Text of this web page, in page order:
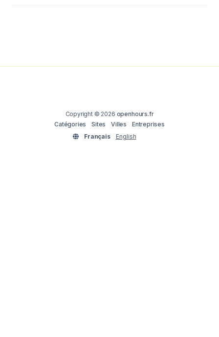
Copyright © 2026 openhours.fr
Catégories
Sites Villes
Entreprises
Français
English